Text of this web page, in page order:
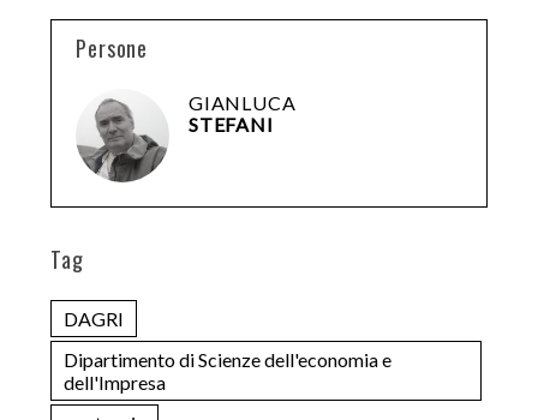
Persone
GIANLUCA
STEFANI
Tag
DAGRI
Dipartimento di Scienze dell'economia e
dell'Impresa